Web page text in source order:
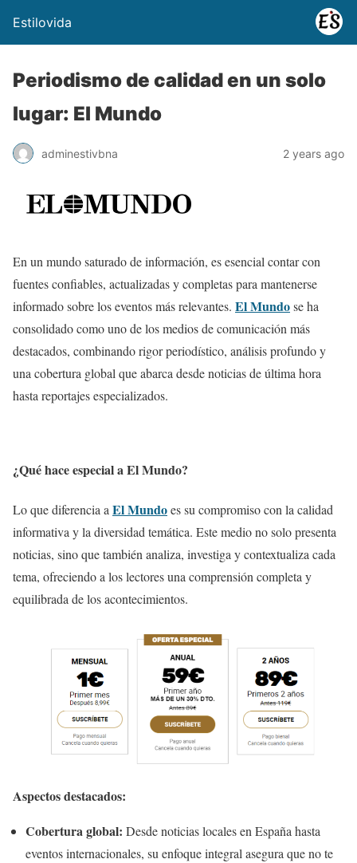
Estilovida
Periodismo de calidad en un solo
lugar: El Mundo
adminestivbna 2 years ago
En un mundo saturado de información, es esencial contar con
fuentes confiables, actualizadas y completas para mantenerse
informado sobre los eventos más relevantes. El Mundose ha
consolidado como uno de los medios de comunicación más
destacados, combinando rigor periodístico, análisis profundo y
una cobertura global que abarca desde noticias de última hora
hasta reportajes especializados.
¿Qué hace especial a El Mundo?
Lo que diferencia a El Mundoes su compromiso con la calidad
informativa y la diversidad temática. Este medio no solo presenta
noticias, sino que también analiza, investiga y contextualiza cada
tema, ofreciendo a los lectores una comprensión completa y
equilibrada de los acontecimientos.
Aspectos destacados:
Cobertura global: Desde noticias locales en España hasta
eventos internacionales, su enfoque integral asegura que no te